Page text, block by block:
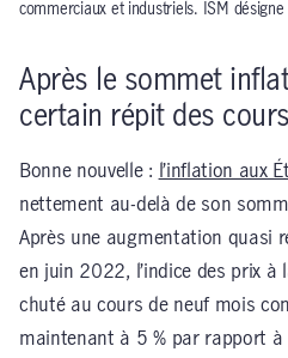
commerciaux et industriels. ISM
Après le sommet
certain répit des
Bonne nouvelle : l’inflation aux
nettement au-delà de son
Après une augmentation quasi
en juin 2022, l’indice des prix à
chuté au cours de neuf mois
maintenant à 5 % par rapport à